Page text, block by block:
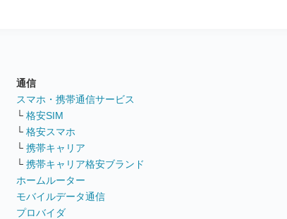
通信
スマホ・携帯通信サービス
└ 格安SIM
└ 格安スマホ
└ 携帯キャリア
└ 携帯キャリア格安ブランド
ホームルーター
モバイルデータ通信
プロバイダ